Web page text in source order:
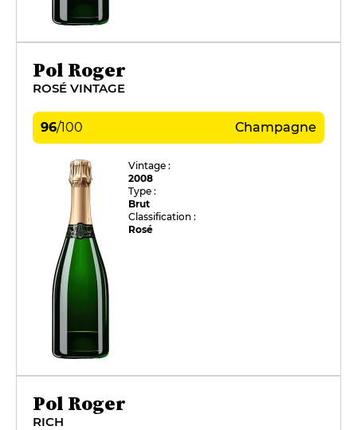
Pol Roger
ROSÉ VINTAGE
96/100 Champagne
Vintage :
2008
Type :
Brut
Classification :
Rosé
Pol Roger
RICH